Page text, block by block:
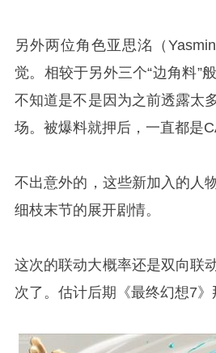
另外两位角色亚思洺（
觉。相较于另外三个“边角料”
不知道是不是因为之前透露太
场。被爆料就押后，一直都是
不出意外的，这些新加入的人
细枝末节的展开剧情。
这次的联动大概率还是双向联
次了。估计后期《最终幻想7